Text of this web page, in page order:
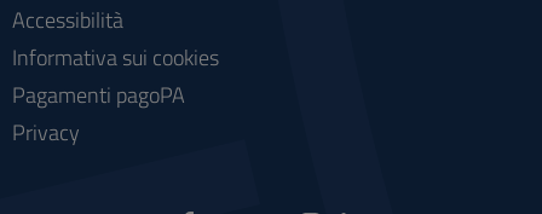
Accessibilità
Informativa sui cookies
Pagamenti pagoPA
Privacy